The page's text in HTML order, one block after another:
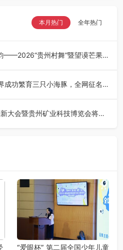
本月热门 全年热门
——2026“贵州村舞”暨望谟芒果
成功繁育三只小海豚，全网征名
大会暨贵州矿业科技博览会将在
“爱眼杯” 第二届全国少年儿童